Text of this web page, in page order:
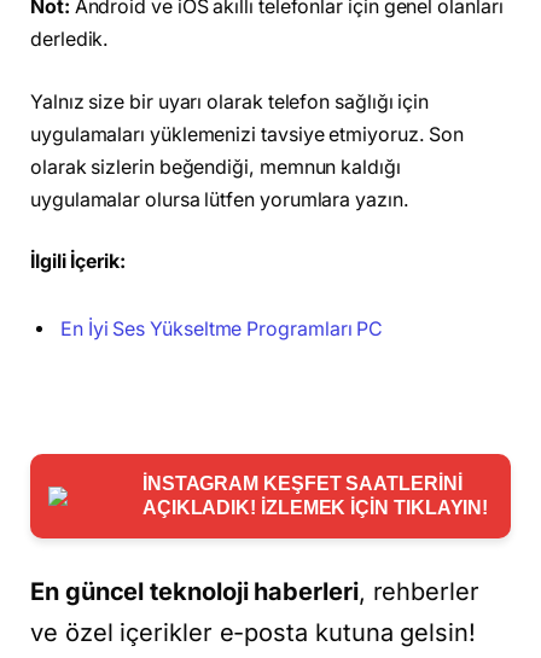
Not: Android ve iOS akıllı telefonlar için genel olanları
derledik.
Yalnız size bir uyarı olarak telefon sağlığı için
uygulamaları yüklemenizi tavsiye etmiyoruz. Son
olarak sizlerin beğendiği, memnun kaldığı
uygulamalar olursa lütfen yorumlara yazın.
İlgili İçerik:
En İyi Ses Yükseltme Programları PC
İNSTAGRAM KEŞFET SAATLERİNİ
AÇIKLADIK! İZLEMEK İÇİN TIKLAYIN!
En güncel teknoloji haberleri, rehberler
ve özel içerikler e-posta kutuna gelsin!